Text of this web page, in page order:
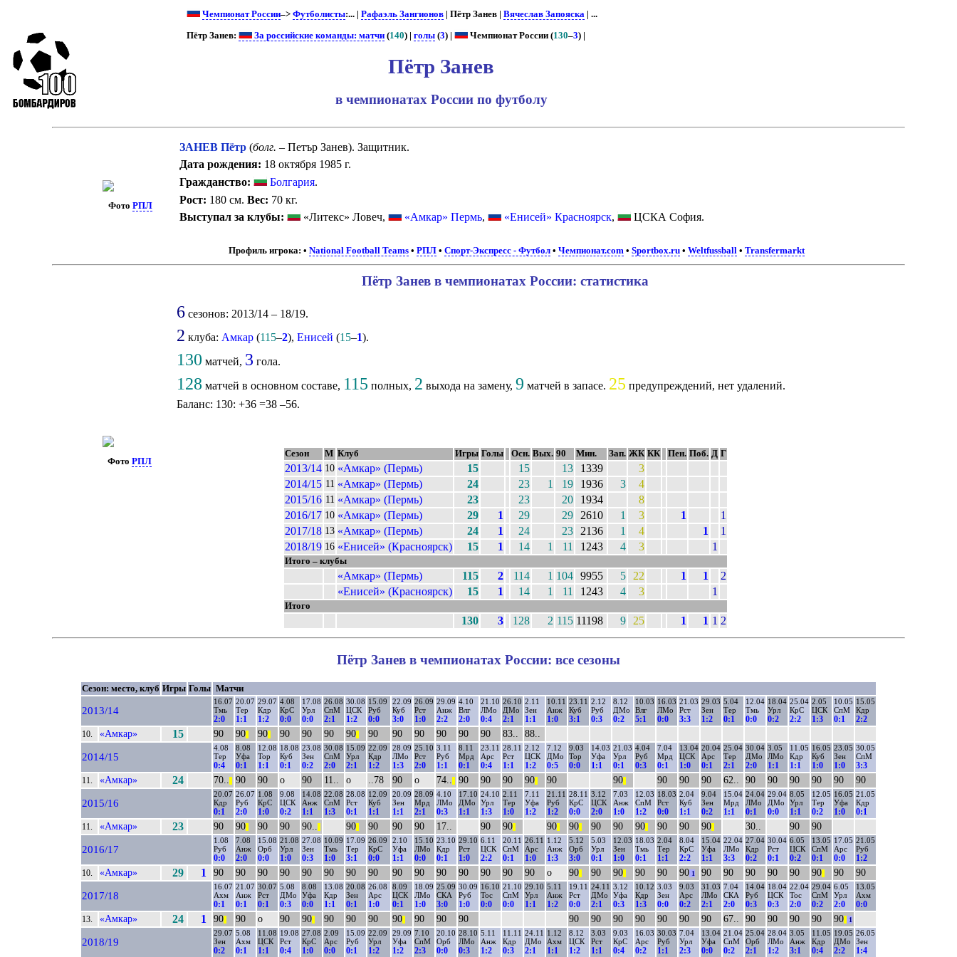
Чемпионат России–> Футболисты:... | Рафаэль Зангионов| Пётр Занев | Вячеслав Запояска| ...
Пётр Занев: За российские команды: матчи(140) | голы(3) | Чемпионат России (130–3) |
Пётр Занев
в чемпионатах России по футболу
Фото РПЛ
ЗАНЕВ Пётр (болг. – Петър Занев). Защитник.
Дата рождения: 18 октября 1985 г.
Гражданство:
Болгария.
Рост: 180 см.Вес: 70 кг.
Выступал за клубы:
«Литекс» Ловеч, «Амкар» Пермь, «Енисей» Красноярск, ЦСКА София.
Профиль игрока: • National Football Teams• РПЛ• Спорт-Экспресс - Футбол• Чемпионат.com• Sportbox.ru• Weltfussball• Transfermarkt
ФотоРПЛ
Пётр Занев в чемпионатах России: статистика
6 сезонов: 2013/14 – 18/19.
2 клуба: Амкар (115–2),Енисей (15–1).
130 матчей, 3 гола.
128 матчей в основном составе, 115 полных, 2 выхода на замену,9 матчей в запасе. 25 предупреждений, нет удалений.
Баланс: 130: +36 =38 –56.
Сезон М Клуб Игры Голы Осн. Вых. 90 Мин. Зап. ЖК КК Пен. Поб. Д Г
2013/14 10 «Амкар» (Пермь) 15 15 13 1339
3
2014/15 11 «Амкар» (Пермь) 24 23 1 19 1936 3
4
2015/16 11 «Амкар» (Пермь) 23 23 20 1934
8
2016/17 10 «Амкар» (Пермь) 29 1 29 29 2610 1 3 1
1
2017/18 13 «Амкар» (Пермь) 24 1 24 23 2136 1 4 1
1
2018/19 16 «Енисей» (Красноярск) 15 1 14 1 11 1243 4 3 1
Итого – клубы
«Амкар» (Пермь) 115 2 114 1 104 9955 5 22 1 1
2
«Енисей» (Красноярск)
15 1 14 1 11 1243 4 3 1
Итого
130 3 128 2 115 11198 9 25 1 1 1 2
Пётр Занев в чемпионатах России: все сезоны
Сезон: место, клуб Игры Голы Матчи
2013/14
16.07
Тмь
2:0
20.07
Тер
1:1
29.07
Кдр
1:2
4.08
КрС
0:0
17.08
Урл
0:0
26.08
СпМ
2:1
30.08
ЦСК
1:2
15.09
Руб
0:0
22.09
Куб
3:0
26.09
Рст
1:0
29.09
Анж
2:2
4.10
Влг
2:0
21.10
ЛМо
0:4
26.10
ДМо
2:1
2.11
Зен
1:1
10.11
Анж
1:0
23.11
Куб
3:1
2.12
Руб
0:3
8.12
ДМо
0:2
10.03
Влг
5:1
16.03
ЛМо
0:0
21.03
Рст
3:3
29.03
Зен
1:2
5.04
Тер
0:1
12.04
Тмь
0:0
18.04
Урл
0:2
25.04
КрС
2:2
2.05
ЦСК
1:3
10.05
СпМ
0:1
15.05
Кдр
2:2
10. «Амкар» 15 90 90 90 90 90 90 90 90 90 90 90 90 90 83.. 88..
2014/15
4.08
Тер
0:4
8.08
Уфа
0:1
12.08
Тор
1:1
18.08
Куб
0:1
23.08
Зен
0:2
30.08
СпМ
2:0
15.09
Урл
2:1
22.09
Кдр
1:2
28.09
ЛМо
1:3
25.10
Рст
2:0
3.11
Руб
1:1
8.11
Мрд
0:1
23.11
Арс
0:4
28.11
Рст
1:1
2.12
ЦСК
1:2
7.12
ДМо
0:5
9.03
Тор
0:0
14.03
Уфа
1:1
21.03
Урл
0:1
4.04
Руб
0:3
7.04
Мрд
0:1
13.04
ЦСК
1:0
20.04
Арс
0:1
25.04
Тер
2:1
30.04
ДМо
2:0
3.05
ЛМо
1:1
11.05
Кдр
1:1
16.05
Куб
1:0
23.05
Зен
1:0
30.05
СпМ
3:3
11. «Амкар» 24 70.. 90 90 о 90 11.. о ..78 90 о 74.. 90 90 90 90 90 90 90 90 90 62.. 90 90 90 90 90 90
2015/16
20.07
Кдр
0:1
26.07
Руб
2:0
1.08
КрС
1:0
9.08
ЦСК
0:2
14.08
Анж
1:1
22.08
СпМ
1:3
28.08
Рст
0:1
12.09
Куб
1:1
20.09
Зен
1:1
28.09
Мрд
2:1
4.10
ЛМо
0:3
17.10
ДМо
1:1
24.10
Урл
1:3
2.11
Тер
1:0
7.11
Уфа
1:2
21.11
Руб
1:2
28.11
КрС
0:0
3.12
ЦСК
2:0
7.03
Анж
1:0
12.03
СпМ
1:2
18.03
Рст
0:0
2.04
Куб
1:1
9.04
Зен
0:2
15.04
Мрд
1:1
24.04
ЛМо
0:1
29.04
ДМо
0:0
8.05
Урл
1:1
12.05
Тер
0:2
16.05
Уфа
1:0
21.05
Кдр
0:1
11. «Амкар» 23 90 90 90 90 90.. 90 90 90 90 17.. 90 90 90 90 90 90 90 90 90 90 30.. 90 90
2016/17
1.08
Руб
0:0
7.08
Анж
2:0
15.08
Орб
0:0
21.08
Урл
1:0
27.08
Зен
0:3
10.09
Тмь
1:0
17.09
Тер
3:1
26.09
КрС
0:0
2.10
Уфа
1:1
15.10
ЛМо
0:0
23.10
Кдр
0:1
29.10
Рст
1:0
6.11
ЦСК
2:2
20.11
СпМ
0:1
26.11
Арс
1:0
1.12
Анж
1:3
5.12
Орб
3:0
5.03
Урл
0:1
12.03
Зен
1:0
18.03
Тмь
0:1
2.04
Тер
1:1
8.04
КрС
2:2
15.04
Уфа
1:1
22.04
ЛМо
3:3
27.04
Кдр
0:2
30.04
Рст
0:1
6.05
ЦСК
0:2
13.05
СпМ
0:1
17.05
Арс
0:0
21.05
Руб
1:2
10. «Амкар» 29 1 90 90 90 90 90 90 90 90 90 90 90 90 90 90 90 о 90 90 90 90 90 90 1 90 90 90 90 90 90 90 90
2017/18
16.07
Ахм
0:1
21.07
Анж
0:1
30.07
Рст
0:1
5.08
ДМо
0:3
8.08
Уфа
0:0
13.08
Кдр
1:1
20.08
Зен
0:1
26.08
Арс
1:0
8.09
ЦСК
0:1
18.09
ЛМо
1:0
25.09
СКА
3:0
30.09
Руб
1:0
16.10
Тос
0:0
21.10
СпМ
0:0
29.10
Урл
1:1
5.11
Анж
1:2
19.11
Рст
0:0
24.11
ДМо
2:1
3.12
Уфа
0:3
10.12
Кдр
1:3
3.03
Зен
0:0
9.03
Арс
0:2
31.03
ЛМо
2:1
7.04
СКА
2:0
14.04
Руб
0:3
18.04
ЦСК
0:3
22.04
Тос
2:0
29.04
СпМ
0:2
6.05
Урл
2:0
13.05
Ахм
0:0
13. «Амкар» 24 1 90 90 о 90 90 90 90 90 90 90 90 90 90 90 90 90 90 90 90 67.. 90 90 90 90 90 1
2018/19
29.07
Зен
0:2
5.08
Ахм
0:1
11.08
ЦСК
1:1
19.08
Рст
0:4
27.08
КрС
1:0
2.09
Арс
0:0
15.09
Руб
0:1
22.09
Урл
1:2
29.09
Уфа
1:2
7.10
СпМ
2:3
20.10
Орб
0:0
28.10
ЛМо
0:3
5.11
Анж
1:2
11.11
Кдр
0:3
24.11
ДМо
2:1
1.12
Ахм
1:1
8.12
ЦСК
1:2
3.03
Рст
1:1
9.03
КрС
0:4
16.03
Арс
0:2
30.03
Руб
1:1
7.04
Урл
2:3
13.04
Уфа
0:0
21.04
СпМ
0:2
25.04
Орб
2:1
28.04
ЛМо
1:2
3.05
Анж
3:1
11.05
Кдр
0:4
19.05
ДМо
2:2
26.05
Зен
1:4